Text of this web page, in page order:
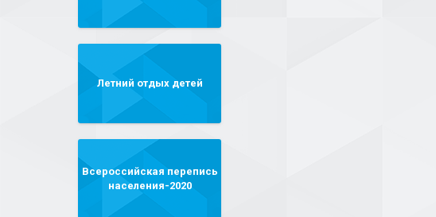
Летний отдых детей
Всероссийская перепись
населения-2020